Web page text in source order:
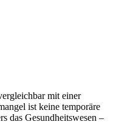
mit einer
ist keine temporäre
das Gesundheitswesen –